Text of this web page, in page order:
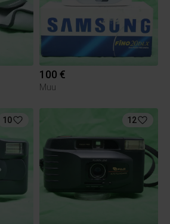
100 €
Muu
10 12